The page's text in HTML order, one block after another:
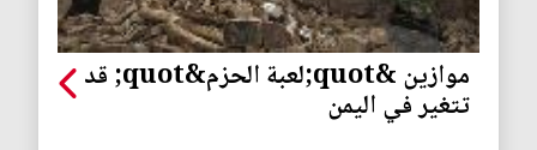
موازين &quot;لعبة الحزم&quot; قد
تتغير في اليمن